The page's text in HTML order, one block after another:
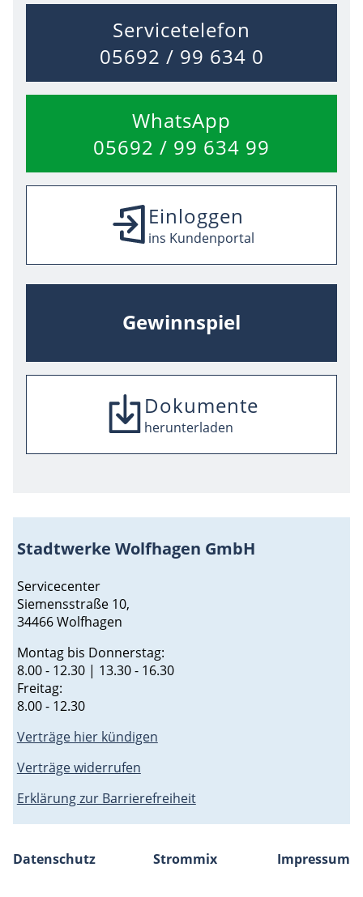
Servicetelefon
05692 / 99 634 0
WhatsApp
05692 / 99 634 99
Einloggen
ins Kundenportal
Gewinnspiel
Dokumente
herunterladen
SEPA-Mandat
herunterladen
Umzugsmeldung
herunterladen
Stadtwerke Wolfhagen GmbH
Servicecenter
Siemensstraße 10,
34466 Wolfhagen
Montag bis Donnerstag:
8.00 - 12.30 | 13.30 - 16.30
Freitag:
8.00 - 12.30
Verträge hier kündigen
Verträge widerrufen
Erklärung zur Barrierefreiheit
Datenschutz Strommix Impressum